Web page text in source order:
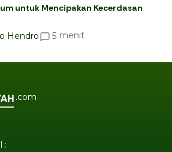
untuk Mencipakan Kecerdasan
Hendro
5 menit
.com
: